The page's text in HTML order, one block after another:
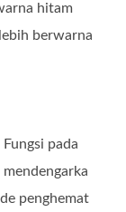
hitam
berwarna
pada
penghemat